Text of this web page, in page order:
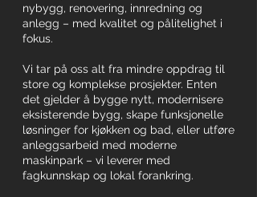
nybygg, renovering, innredning og
anlegg – med kvalitet og pålitelighet i
fokus.
Vi tar på oss alt fra mindre oppdrag til
store og komplekse prosjekter. Enten
det gjelder å bygge nytt, modernisere
eksisterende bygg, skape funksjonelle
løsninger for kjøkken og bad, eller utføre
anleggsarbeid med moderne
maskinpark – vi leverer med
fagkunnskap og lokal forankring.